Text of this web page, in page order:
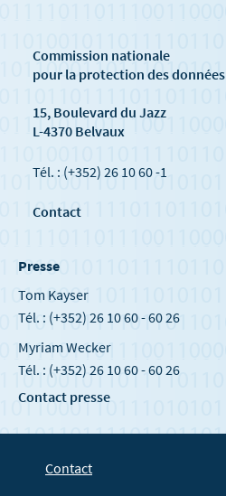
Commission nationale
pour la protection des données
15, Boulevard du Jazz
L-4370 Belvaux
Tél. : (+352) 26 10 60 -1
Contact
Presse
Tom Kayser
Tél. : (+352) 26 10 60 - 60 26
Myriam Wecker
Tél. : (+352) 26 10 60 - 60 26
Contact presse
Contact